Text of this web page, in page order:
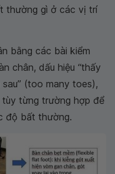
thường gì ở các vị trí
bằng các bài kiểm
chân, dấu hiệu “thấy
(too many toes),
tùy từng trường hợp để
độ bất thường.